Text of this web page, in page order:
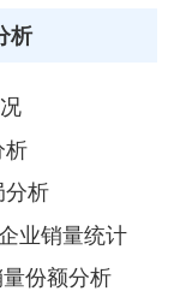
析
析
分析
业销量统计
份额分析